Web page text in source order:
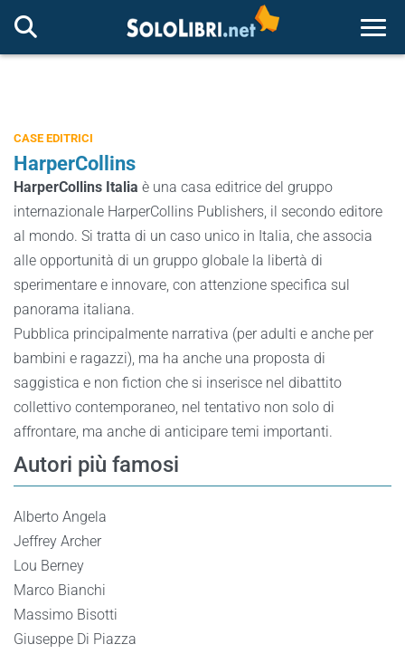
CASE EDITRICI
HarperCollins
HarperCollins Italia è una casa editrice del gruppo
internazionale HarperCollins Publishers, il secondo editore
al mondo. Si tratta di un caso unico in Italia, che associa
alle opportunità di un gruppo globale la libertà di
sperimentare e innovare, con attenzione specifica sul
panorama italiana.
Pubblica principalmente narrativa (per adulti e anche per
bambini e ragazzi), ma ha anche una proposta di
saggistica e non fiction che si inserisce nel dibattito
collettivo contemporaneo, nel tentativo non solo di
affrontare, ma anche di anticipare temi importanti.
Autori più famosi
Alberto Angela
Jeffrey Archer
Lou Berney
Marco Bianchi
Massimo Bisotti
Giuseppe Di Piazza